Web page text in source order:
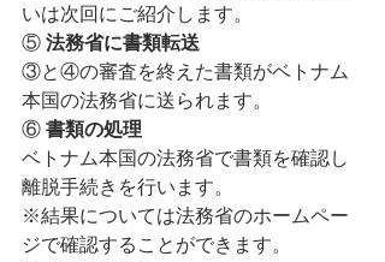
いは次回にご紹介します。
⑤ 法務省に書類転送
③と④の審査を終えた書類がベトナム
本国の法務省に送られます。
⑥ 書類の処理
ベトナム本国の法務省で書類を確認し
離脱手続きを行います。
※結果については法務省のホームペー
ジで確認することができます。